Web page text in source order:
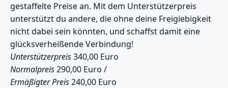
gestaffelte Preise an. Mit dem Unterstützerpreis
unterstützt du andere, die ohne deine Freigiebigkeit
nicht dabei sein könnten, und schaffst damit eine
glücksverheißende Verbindung!
Unterstützerpreis340,00 Euro
Normalpreis290,00 Euro /
Ermäßigter Preis240,00 Euro